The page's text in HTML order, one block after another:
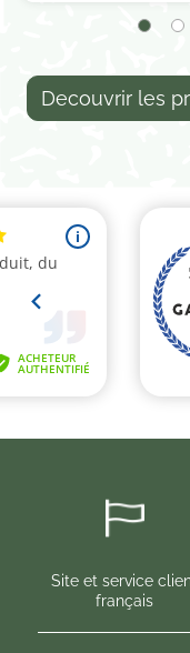
Decouvrir les
Site et service
français